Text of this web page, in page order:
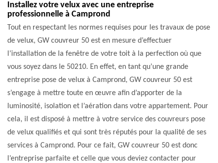
Installez votre velux avec une entreprise
professionnelle à Camprond
Tout en respectant les normes requises pour les travaux de pose
de velux, GW couvreur 50 est en mesure d’effectuer
l’installation de la fenêtre de votre toit à la perfection où que
vous soyez dans le 50210. En effet, en tant qu’une grande
entreprise pose de velux à Camprond, GW couvreur 50 est
s’engage à mettre toute en œuvre afin d’apporter de la
luminosité, isolation et l’aération dans votre appartement. Pour
cela, il est disposé à mettre à votre service des couvreurs pose
de velux qualifiés et qui sont très réputés pour la qualité de ses
services à Camprond. Pour ce fait, GW couvreur 50 est donc
l’entreprise parfaite et celle que vous deviez contacter pour